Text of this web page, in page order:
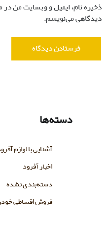
ذخیره نام، ایمیل و وبسایت من در
دیدگاهی می‌نویسم.
دسته‌ها
آشنایی با لوازم
اخبار آفرود
دسته‌بندی نشده
فروش اقساطی